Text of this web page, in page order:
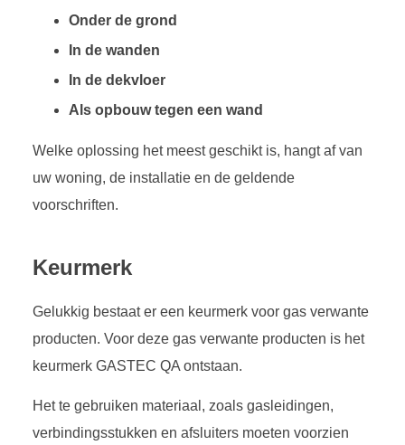
Onder de grond
In de wanden
In de dekvloer
Als opbouw tegen een wand
Welke oplossing het meest geschikt is, hangt af van
uw woning, de installatie en de geldende
voorschriften.
Keurmerk
Gelukkig bestaat er een keurmerk voor gas verwante
producten. Voor deze gas verwante producten is het
keurmerk GASTEC QA ontstaan.
Het te gebruiken materiaal, zoals gasleidingen,
verbindingsstukken en afsluiters moeten voorzien